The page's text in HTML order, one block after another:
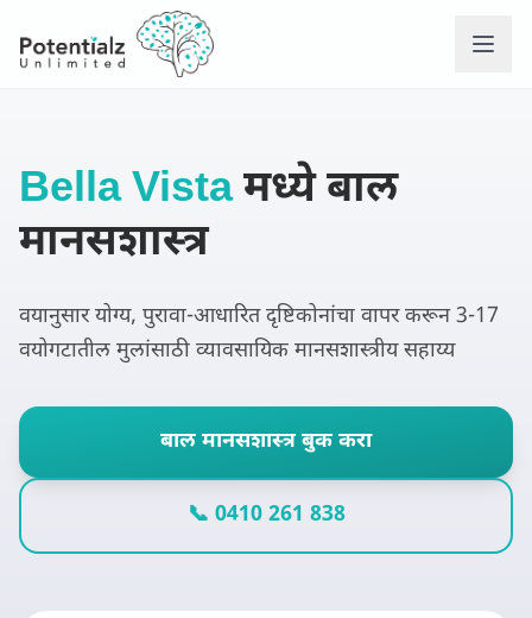
आमची टीम
आम्ही ज्या समस्यांत मदत
संपर्क करा
सामान्य प्रश्न
Bella Vistaमध्ये बाल
मानसशास्त्र
वयानुसार योग्य, पुरावा-आधारित दृष्टिकोनांचा वापर करून 3-17
वयोगटातील मुलांसाठी व्यावसायिक मानसशास्त्रीय सहाय्य
बाल मानसशास्त्र बुक करा
📞 0410 261 838